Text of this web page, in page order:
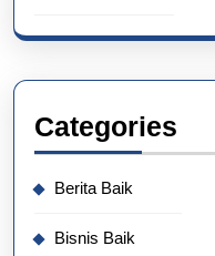
Categories
Berita Baik
Bisnis Baik